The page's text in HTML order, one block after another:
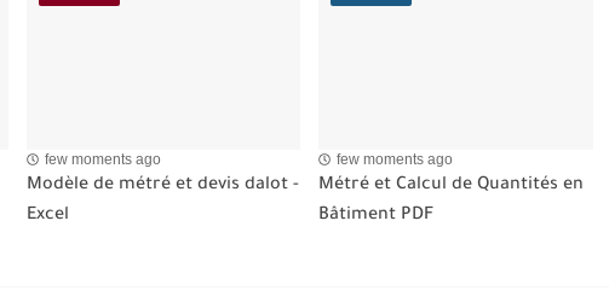
few moments ago
Modèle de métré et devis dalot -
Excel
few moments ago
Métré et Calcul de Quantités en
Bâtiment PDF